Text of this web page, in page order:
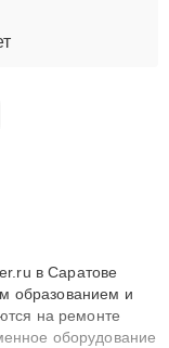
в Саратове
образованием и
на ремонте
оборудование